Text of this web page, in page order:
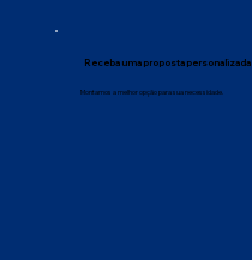
Receba uma proposta personalizada
Montamos a melhor opção para sua necessidade.